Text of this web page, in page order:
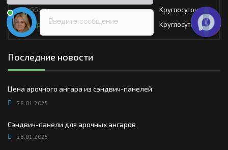
Суббота
Круглосуточно
Воскресение
Круглосуточно
Последние новости
Цена арочного ангара из сэндвич-панелей
28.01.2025
Сэндвич-панели для арочных ангаров
28.01.2025
Введите сообщение